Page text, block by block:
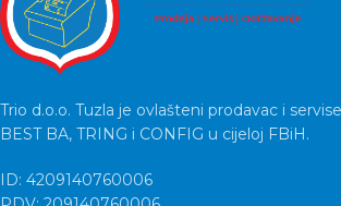
Trio d.o.o. Tuzla je ovlašteni prodavac i
BEST BA, TRING i CONFIG u cijeloj FBiH.
ID: 4209140760006